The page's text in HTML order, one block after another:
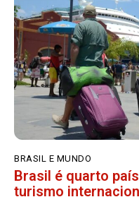
BRASIL E MUNDO
Brasil é quarto
turismo